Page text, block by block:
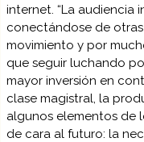
internet. “La audiencia
conectándose de otras
movimiento y por
que seguir luchando
mayor inversión en
clase magistral, la
algunos elementos de
de cara al futuro: la